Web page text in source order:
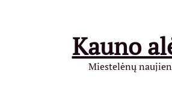
Kauno
Miestelėnų